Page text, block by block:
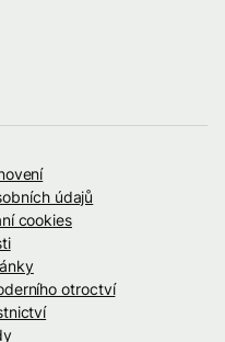
údajů
cookies
otroctví